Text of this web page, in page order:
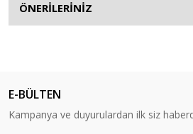
ÖNERİLERİNİZ
E-BÜLTEN
Kampanya ve duyurulardan ilk siz